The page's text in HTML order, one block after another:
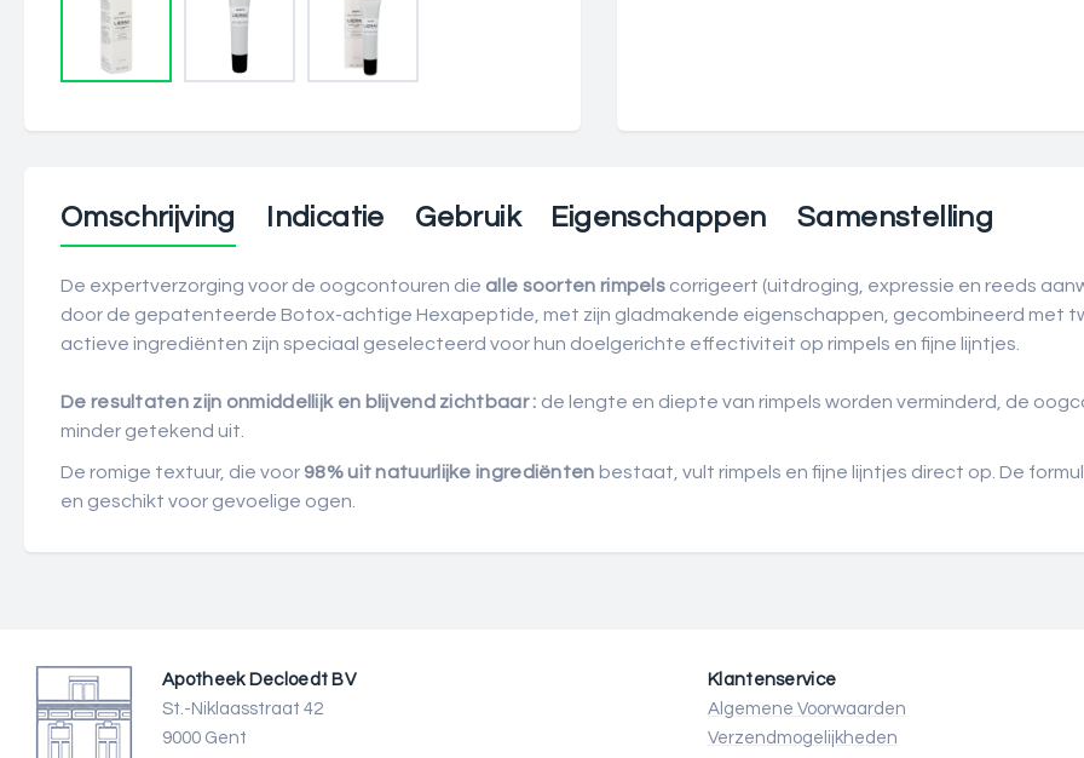
Omschrijving Indicatie Gebruik Eigenschappen Samenstelling
De expertverzorging voor de oogcontouren die alle soorten rimpels corrigeert (uitdroging, expressie en reeds
door de gepatenteerde Botox-achtige Hexapeptide, met zijn gladmakende eigenschappen, gecombineerd met
actieve ingrediënten zijn speciaal geselecteerd voor hun doelgerichte effectiviteit op rimpels en fijne lijntjes.
De resultaten zijn onmiddellijk en blijvend zichtbaar : de lengte en diepte van rimpels worden verminderd, de
minder getekend uit.
De romige textuur, die voor 98% uit natuurlijke ingrediënten bestaat, vult rimpels en fijne lijntjes direct op. De
en geschikt voor gevoelige ogen.
Apotheek Decloedt BV
St.-Niklaasstraat 42
9000 Gent
Klantenservice
Algemene Voorwaarden
Verzendmogelijkheden